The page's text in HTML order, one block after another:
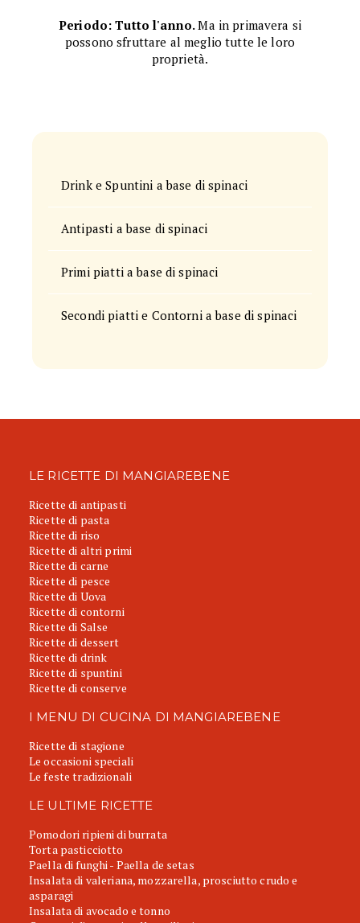
Periodo: Tutto l'anno.Ma in primavera si
possono sfruttare al meglio tutte le loro
proprietà.
Drink e Spuntini a base di spinaci
Antipasti a base di spinaci
Primi piatti a base di spinaci
Secondi piatti e Contorni a base di spinaci
LE RICETTE DI MANGIAREBENE
Ricette di antipasti
Ricette di pasta
Ricette di riso
Ricette di altri primi
Ricette di carne
Ricette di pesce
Ricette di Uova
Ricette di contorni
Ricette di Salse
Ricette di dessert
Ricette di drink
Ricette di spuntini
Ricette di conserve
I MENU DI CUCINA DI MANGIAREBENE
Ricette di stagione
Le occasioni speciali
Le feste tradizionali
LE ULTIME RICETTE
Pomodori ripieni di burrata
Torta pasticciotto
Paella di funghi - Paella de setas
Insalata di valeriana, mozzarella, prosciutto crudo e
asparagi
Insalata di avocado e tonno